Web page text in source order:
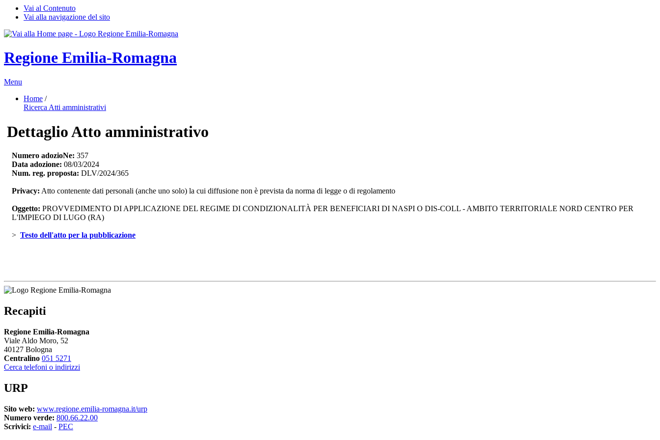
Vai al Contenuto
Vai alla navigazione del sito
Regione Emilia-Romagna
Menu
Home /
Ricerca Atti amministrativi
Dettaglio Atto amministrativo
Numero adozioNe: 357
Data adozione: 08/03/2024
Num. reg. proposta: DLV/2024/365
Privacy: Atto contenente dati personali (anche uno solo) la cui diffusione non è prevista da norma di legge o di regolamento
Oggetto: PROVVEDIMENTO DI APPLICAZIONE DEL REGIME DI CONDIZIONALITÀ PER BENEFICIARI DI NASPI O DIS-COLL - AMBITO TERRITORIALE NORD CENTRO PER
L'IMPIEGO DI LUGO (RA)
> Testo dell'atto per la pubblicazione
Recapiti
Regione Emilia-Romagna
Viale Aldo Moro, 52
40127 Bologna
Centralino 051 5271
Cerca telefoni o indirizzi
URP
Sito web: www.regione.emilia-romagna.it/urp
Numero verde: 800.66.22.00
Scrivici: e-mail - PEC